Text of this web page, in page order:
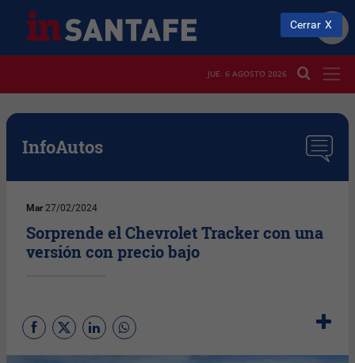
JUE. 6 AGOSTO 2026
InfoAutos
Mar 27/02/2024
Sorprende el Chevrolet Tracker con una
versión con precio bajo
Cerrar